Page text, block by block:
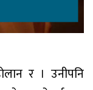
र । उनीपनि